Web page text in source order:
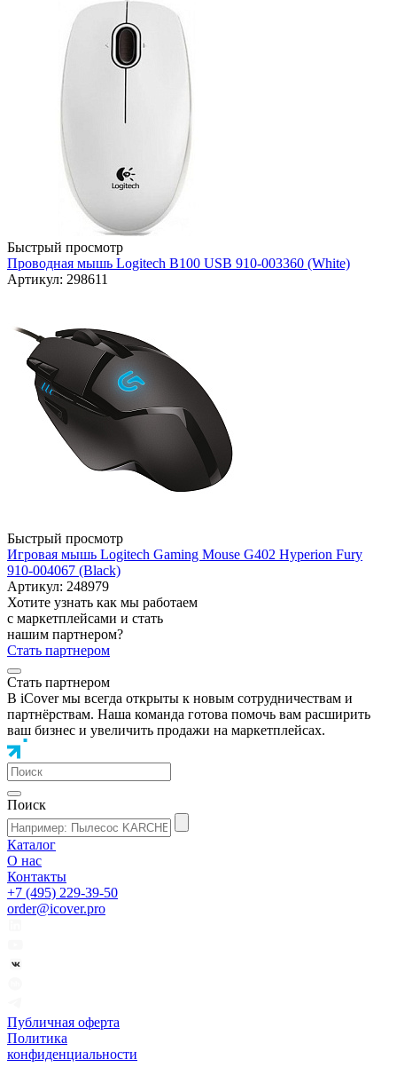
Быстрый просмотр
Проводная мышь Logitech B100 USB 910-003360 (White)
Артикул: 298611
Быстрый просмотр
Игровая мышь Logitech Gaming Mouse G402 Hyperion Fury
910-004067 (Black)
Артикул: 248979
Хотите узнать как мы работаем
с маркетплейсами и стать
нашим партнером?
Стать партнером
Стать партнером
В iCover мы всегда открыты к новым сотрудничествам и
партнёрствам. Наша команда готова помочь вам расширить
ваш бизнес и увеличить продажи на маркетплейсах.
Поиск
Каталог
О нас
Контакты
+7 (495) 229-39-50
order@icover.pro
Публичная оферта
Политика
конфиденциальности